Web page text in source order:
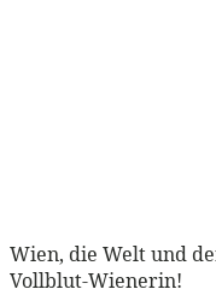
Wien, die Welt und
Vollblut-Wienerin!